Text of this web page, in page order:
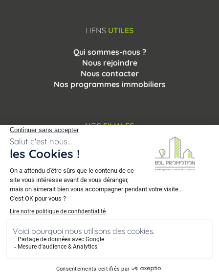
LIENS UTILES
Qui sommes-nous ?
Nous rejoindre
Nous contacter
Nos programmes immobiliers
NOS FILIALES
© 2007 - 2026 BDL Promotion. Tous droits réservés.